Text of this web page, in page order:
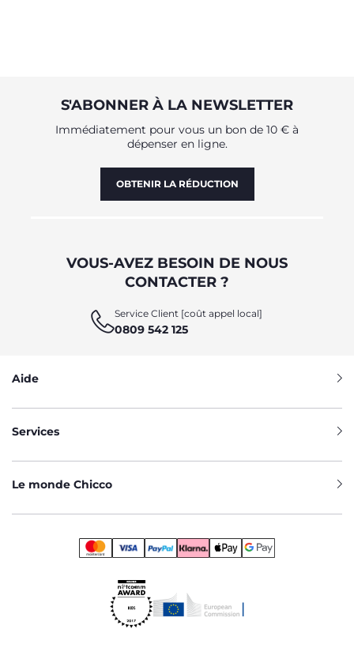
S'ABONNER À LA NEWSLETTER
Immédiatement pour vous un bon de 10 € à
dépenser en ligne.
OBTENIR LA RÉDUCTION
VOUS-AVEZ BESOIN DE NOUS
CONTACTER ?
Service Client [coût appel local]
0809 542 125
Aide
Services
Le monde Chicco